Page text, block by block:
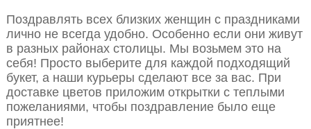
Поздравлять всех близких женщин с праздниками
лично не всегда удобно. Особенно если они живут
в разных районах столицы. Мы возьмем это на
себя! Просто выберите для каждой подходящий
букет, а наши курьеры сделают все за вас. При
доставке цветов приложим открытки с теплыми
пожеланиями, чтобы поздравление было еще
приятнее!